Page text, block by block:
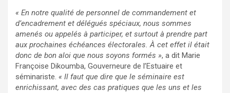
« En notre qualité de personnel de commandement et
d’encadrement et délégués spéciaux, nous sommes
amenés ou appelés à participer, et surtout à prendre part
aux prochaines échéances électorales. À cet effet il était
donc de bon aloi que nous soyons formés », a dit Marie
Françoise Dikoumba, Gouverneure de l’Estuaire et
séminariste. « Il faut que dire que le séminaire est
enrichissant, avec des cas pratiques que les uns et les